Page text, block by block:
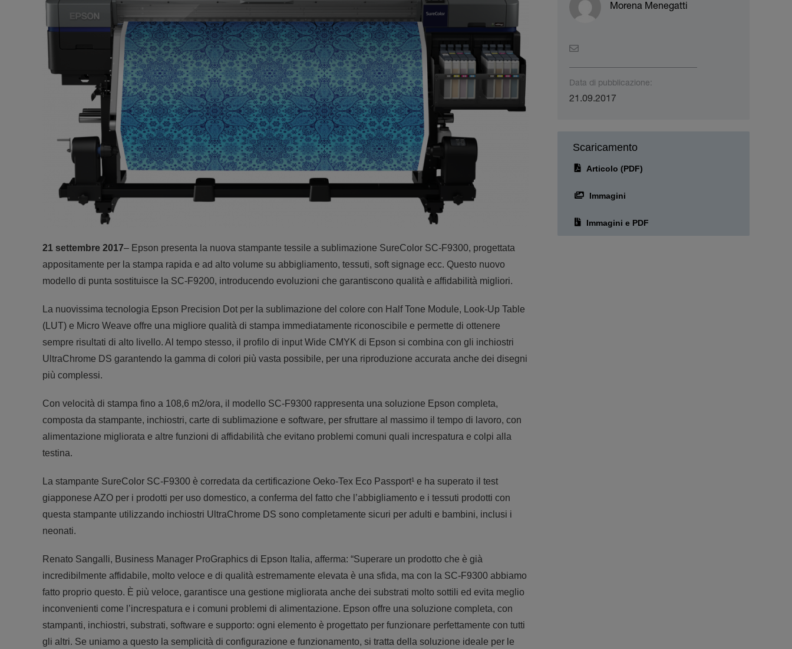
21 settembre 2017– Epson presenta la nuova stampante tessile a sublimazione SureColor SC-F9300, progettata
appositamente per la stampa rapida e ad alto volume su abbigliamento, tessuti, soft signage ecc. Questo nuovo
modello di punta sostituisce la SC-F9200, introducendo evoluzioni che garantiscono qualità e affidabilità migliori.
La nuovissima tecnologia Epson Precision Dot per la sublimazione del colore con Half Tone Module, Look-Up Table
(LUT) e Micro Weave offre una migliore qualità di stampa immediatamente riconoscibile e permette di ottenere
sempre risultati di alto livello. Al tempo stesso, il profilo di input Wide CMYK di Epson si combina con gli inchiostri
UltraChrome DS garantendo la gamma di colori più vasta possibile, per una riproduzione accurata anche dei disegni
più complessi.
Con velocità di stampa fino a 108,6 m2/ora, il modello SC-F9300 rappresenta una soluzione Epson completa,
composta da stampante, inchiostri, carte di sublimazione e software, per sfruttare al massimo il tempo di lavoro, con
alimentazione migliorata e altre funzioni di affidabilità che evitano problemi comuni quali increspatura e colpi alla
testina.
La stampante SureColor SC-F9300 è corredata da certificazione Oeko-Tex Eco Passport¹ e ha superato il test
giapponese AZO per i prodotti per uso domestico, a conferma del fatto che l’abbigliamento e i tessuti prodotti con
questa stampante utilizzando inchiostri UltraChrome DS sono completamente sicuri per adulti e bambini, inclusi i
neonati.
Renato Sangalli, Business Manager ProGraphics di Epson Italia, afferma: “Superare un prodotto che è già
incredibilmente affidabile, molto veloce e di qualità estremamente elevata è una sfida, ma con la SC-F9300 abbiamo
fatto proprio questo. È più veloce, garantisce una gestione migliorata anche dei substrati molto sottili ed evita meglio
inconvenienti come l’increspatura e i comuni problemi di alimentazione. Epson offre una soluzione completa, con
stampanti, inchiostri, substrati, software e supporto: ogni elemento è progettato per funzionare perfettamente con tutti
gli altri. Se uniamo a questo la semplicità di configurazione e funzionamento, si tratta della soluzione ideale per le
Morena Menegatti
Data di pubblicazione:
21.09.2017
Scaricamento
Articolo (PDF)
Immagini
Immagini e PDF